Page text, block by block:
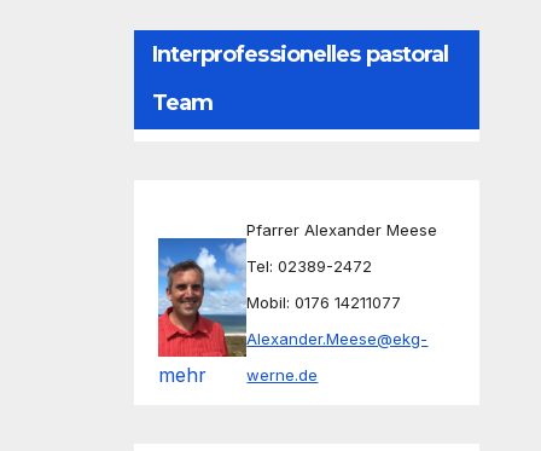
Interprofessionelles pastoral
Team
mehr
Pfarrer Alexander Meese
Tel: 02389-2472
Mobil: 0176 14211077
Alexander.Meese@ekg-
werne.de